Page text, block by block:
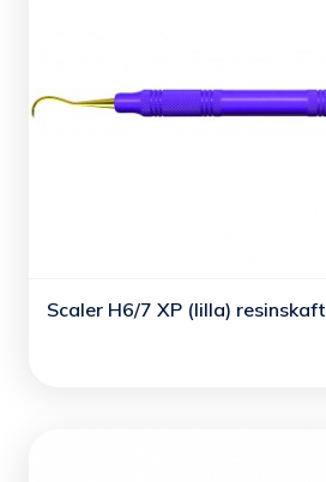
Scaler H6/7 XP (lilla) resinskaft